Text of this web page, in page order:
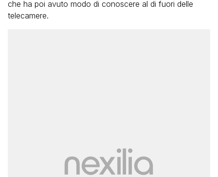
che ha poi avuto modo di conoscere al di fuori delle
telecamere.